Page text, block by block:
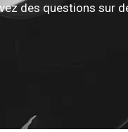
des questions sur